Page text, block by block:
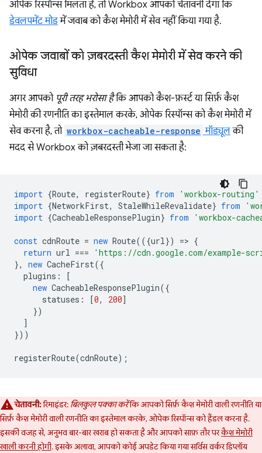
ओपेक रिस्पॉन्स मिलता है, तो Workbox आपको चेतावनी देगा कि
डेवलपमेंट मोडमें जवाब को कैश मेमोरी में सेव नहीं किया गया है.
ओपेक जवाबों को ज़बरदस्ती कैश मेमोरी में सेव करने की
सुविधा
अगर आपको पूरी तरह भरोसा हैकि आपको कैश-फ़र्स्ट या सिर्फ़ कैश
मेमोरी की रणनीति का इस्तेमाल करके, ओपेक रिस्पॉन्स को कैश मेमोरी में
सेव करना है, तो workbox-cacheable-response मॉड्यूलकी
मदद से Workbox को ज़बरदस्ती भेजा जा सकता है:
import {Route, registerRoute} from 'workbox-routing'
import {NetworkFirst, StaleWhileRevalidate} from
import {CacheableResponsePlugin} from 'workbox-
const cdnRoute = new Route(({url}) => {
return url ===
'https://cdn.google.com/example-
},
new CacheFirst({
plugins :
[
new CacheableResponsePlugin({
statuses : [0, 200]
})
]
}))
registerRoute(cdnRoute);
चेतावनी:रिमाइंडर: बिलकुल पक्का करेंकि आपको सिर्फ़ कैश मेमोरी वाली रणनीति या
सिर्फ़ कैश मेमोरी वाली रणनीति का इस्तेमाल करके, ओपेक रिस्पॉन्स को हैंडल करना है.
इसकी वजह से, अनुभव बार-बार खराब हो सकता है और आपको साफ़ तौर परकैश मेमोरी
खाली करनी होगी. इसके अलावा, आपको कोई अपडेट किया गया सर्विस वर्कर डिप्लॉय